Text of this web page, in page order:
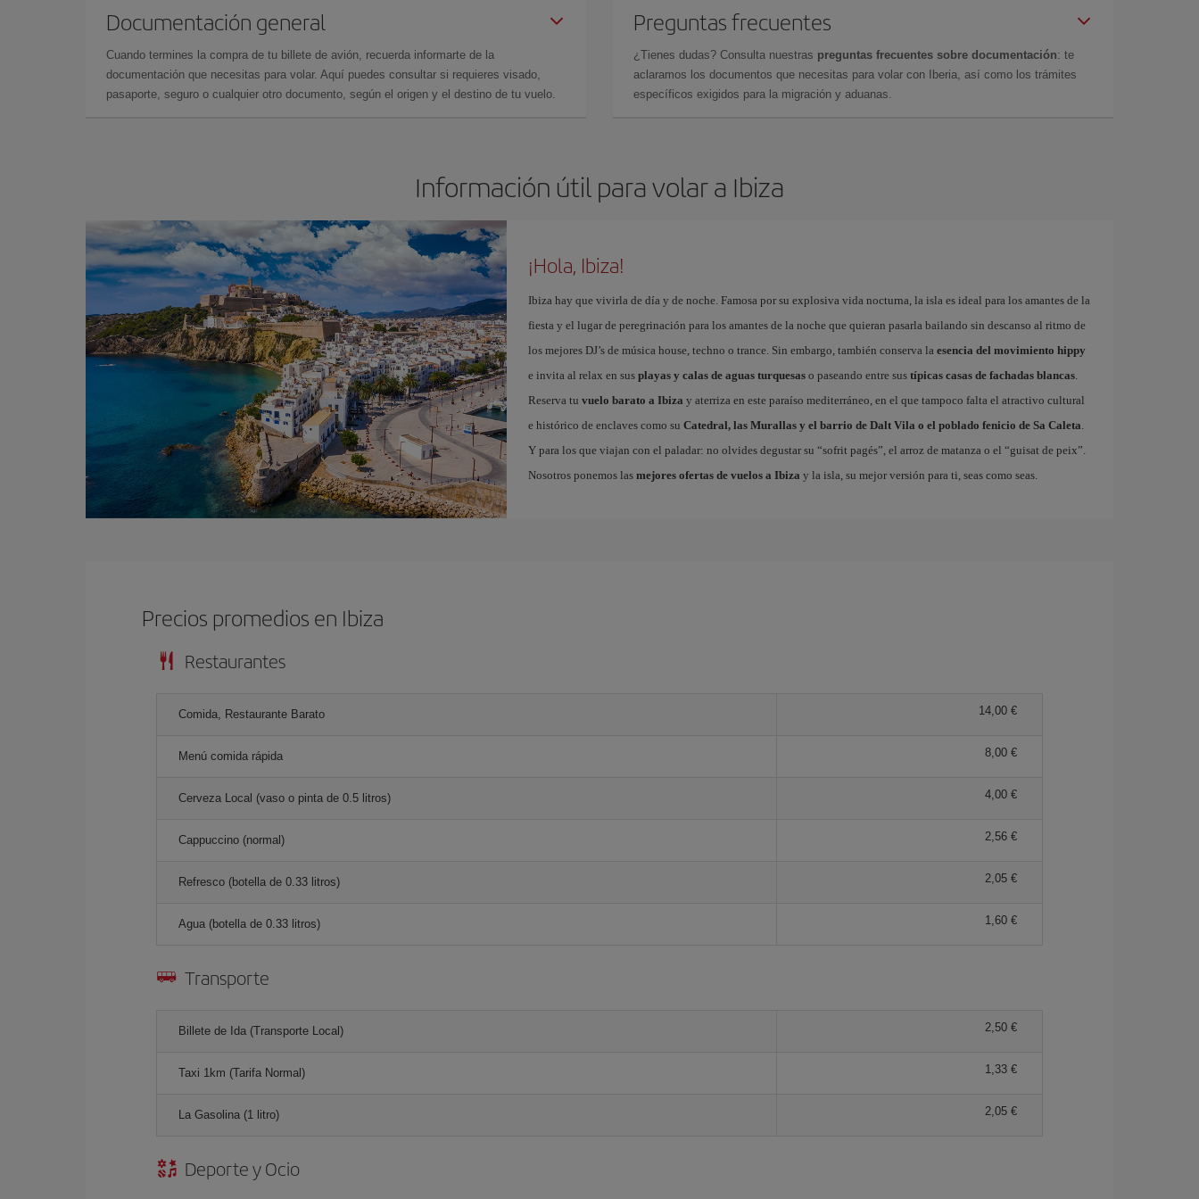
Documentación general
Cuando termines la compra de tu billete de avión, recuerda informarte de la
documentación que necesitas para volar. Aquí puedes consultar si requieres visado,
pasaporte, seguro o cualquier otro documento, según el origen y el destino de tu vuelo.
Preguntas frecuentes
¿Tienes dudas? Consulta nuestras preguntas frecuentes sobre documentación: te
aclaramos los documentos que necesitas para volar con Iberia, así como los trámites
específicos exigidos para la migración y aduanas.
Información útil para volar a Ibiza
¡Hola, Ibiza!
Ibiza hay que vivirla de día y de noche. Famosa por su explosiva vida nocturna, la isla es ideal para los amantes de la
fiesta y el lugar de peregrinación para los amantes de la noche que quieran pasarla bailando sin descanso al ritmo de
los mejores DJ’s de música house, techno o trance. Sin embargo, también conserva la esencia del movimiento hippy
e invita al relax en sus playas y calas de aguas turquesaso paseando entre sus típicas casas de fachadas blancas.
Reserva tu vuelo barato a Ibiza y aterriza en este paraíso mediterráneo, en el que tampoco falta el atractivo cultural
e histórico de enclaves como su Catedral, las Murallas y el barrio de Dalt Vila o el poblado fenicio de Sa Caleta.
Y para los que viajan con el paladar: no olvides degustar su “sofrit pagés”, el arroz de matanza o el “guisat de peix”.
Nosotros ponemos las mejores ofertas de vuelos a Ibiza y la isla, su mejor versión para ti, seas como seas.
Precios promedios en Ibiza
Restaurantes
Comida, Restaurante Barato 14,00 €
Menú comida rápida 8,00 €
Cerveza Local (vaso o pinta de 0.5 litros) 4,00 €
Cappuccino (normal) 2,56 €
Refresco (botella de 0.33 litros) 2,05 €
Agua (botella de 0.33 litros) 1,60 €
Transporte
Billete de Ida (Transporte Local) 2,50 €
Taxi 1km (Tarifa Normal) 1,33 €
La Gasolina (1 litro) 2,05 €
Deporte y Ocio